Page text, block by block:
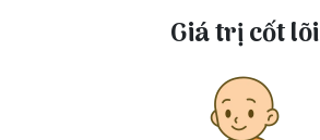
Giá trị cốt lõi